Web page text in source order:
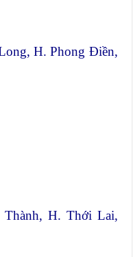
H. Phong Điền,
16g00
H. Thới Lai,